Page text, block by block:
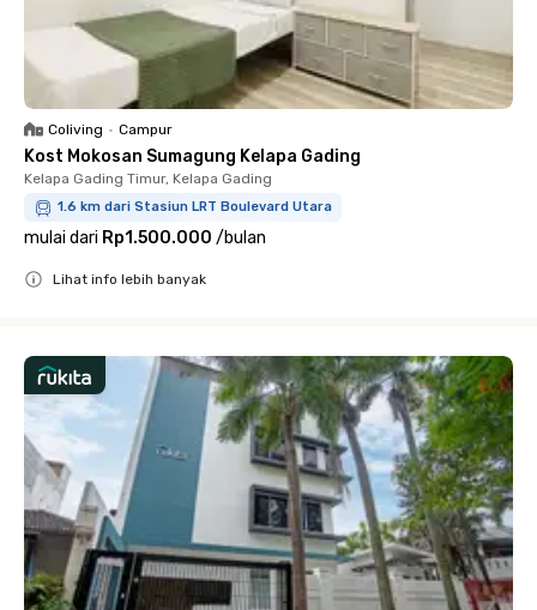
Coliving • Campur
Kost Mokosan Sumagung Kelapa Gading
Kelapa Gading Timur, Kelapa Gading
1.6 km dari Stasiun LRT Boulevard Utara
mulai dari Rp1.500.000 /bulan
Lihat info lebih banyak